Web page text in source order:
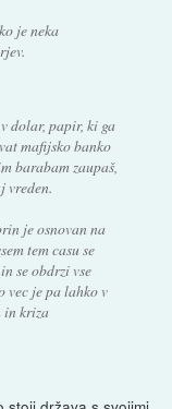
je neka
dolar, papir, ki ga
mafijsko banko
barabam zaupaš,
vreden.
je osnovan na
tem casu se
se obdrzi vse
vec je pa lahko v
in kriza